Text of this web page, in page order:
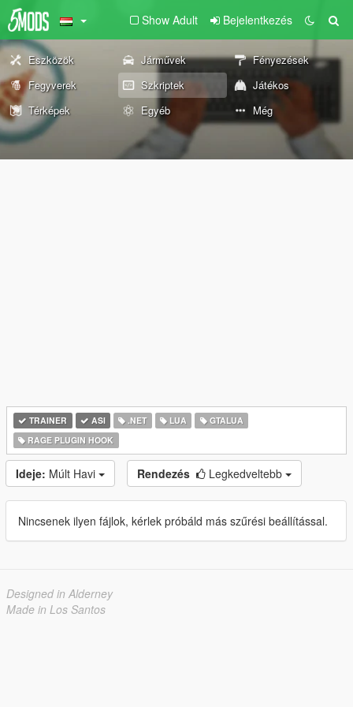
Show Adult Bejelentkezés
Eszközök Járművek
Fényezések
Fegyverek
Szkriptek
Játékos
Térképek
Egyéb Még
TRAINER ASI .NET LUA
GTALUA
RAGE PLUGIN HOOK
Ideje: Múlt Havi Rendezés Legkedveltebb
Nincsenek ilyen fájlok, kérlek próbáld más szűrési beállítással.
Designed in Alderney
Made in Los Santos